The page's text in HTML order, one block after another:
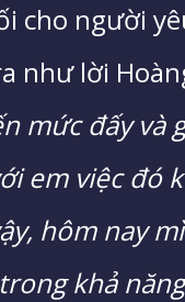
cho người
như lời
mức đấy và
em việc đó
hôm nay
khả